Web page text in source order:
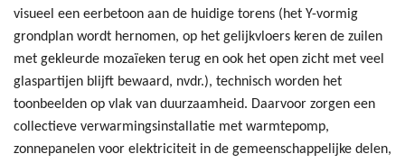
visueel een eerbetoon aan de huidige torens (het Y-vormig
grondplan wordt hernomen, op het gelijkvloers keren de zuilen
met gekleurde mozaïeken terug en ook het open zicht met veel
glaspartijen blijft bewaard, nvdr.), technisch worden het
toonbeelden op vlak van duurzaamheid. Daarvoor zorgen een
collectieve verwarmingsinstallatie met warmtepomp,
zonnepanelen voor elektriciteit in de gemeenschappelijke delen,